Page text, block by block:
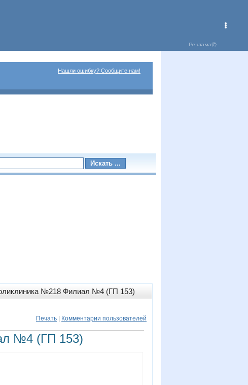
Нашли ошибку? Сообщите нам!
№218 Филиал №4 (ГП 153)
Печать Комментарии пользователей
№4 (ГП 153)